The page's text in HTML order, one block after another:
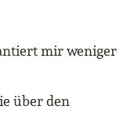
mir weniger
über den